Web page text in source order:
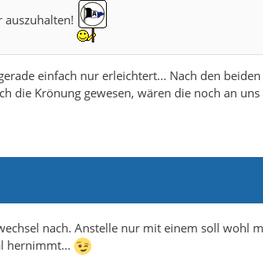
auszuhalten!
einfach nur erleichtert... Nach den beiden
die Krönung gewesen, wären die noch an
nach. Anstelle nur mit einem soll wohl
hernimmt...